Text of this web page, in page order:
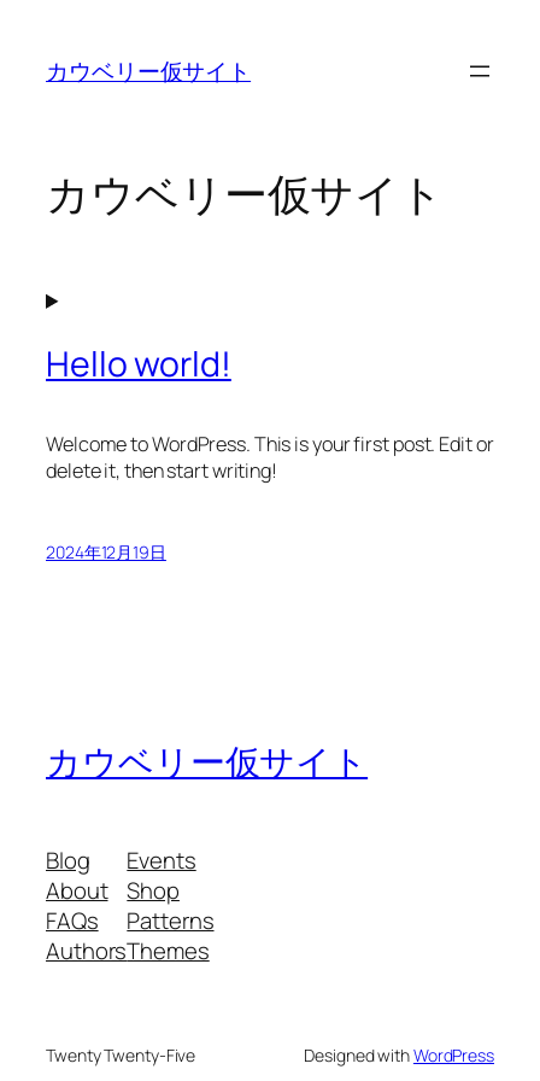
カウベリー仮サイト
カウベリー仮サイト
Hello world!
Welcome to WordPress. This is your first post. Edit or
delete it, then start writing!
2024年12月19日
カウベリー仮サイト
Blog
About
FAQs
Authors
Events
Shop
Patterns
Themes
Twenty Twenty-Five Designed withWordPress